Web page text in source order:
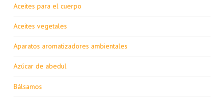
Aceites para el cuerpo
Aceites vegetales
Aparatos aromatizadores ambientales
Azúcar de abedul
Bálsamos